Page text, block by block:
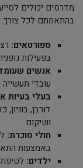
מדרסים יכולים
בהתאמתם לכל צורך:
ספורטאים:
בפעילות
אנשים
עובדי
בעלי בעיות
דורבן,
ושיקום.
חולי סוכרת:
באמצעות
ילדים: